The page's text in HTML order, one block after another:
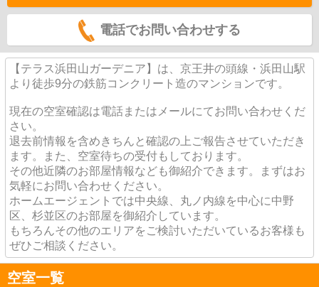
電話でお問い合わせする
【テラス浜田山ガーデニア】は、京王井の頭線・浜田山駅
より徒歩9分の鉄筋コンクリート造のマンションです。
現在の空室確認は電話またはメールにてお問い合わせくだ
さい。
退去前情報を含めきちんと確認の上ご報告させていただき
ます。また、空室待ちの受付もしております。
その他近隣のお部屋情報なども御紹介できます。まずはお
気軽にお問い合わせください。
ホームエージェントでは中央線、丸ノ内線を中心に中野
区、杉並区のお部屋を御紹介しています。
もちろんその他のエリアをご検討いただいているお客様も
ぜひご相談ください。
空室一覧